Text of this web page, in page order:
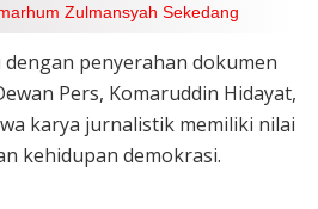
Zulmansyah Sekedang
penyerahan dokumen
Pers, Komaruddin Hidayat,
karya jurnalistik memiliki nilai
kehidupan demokrasi.